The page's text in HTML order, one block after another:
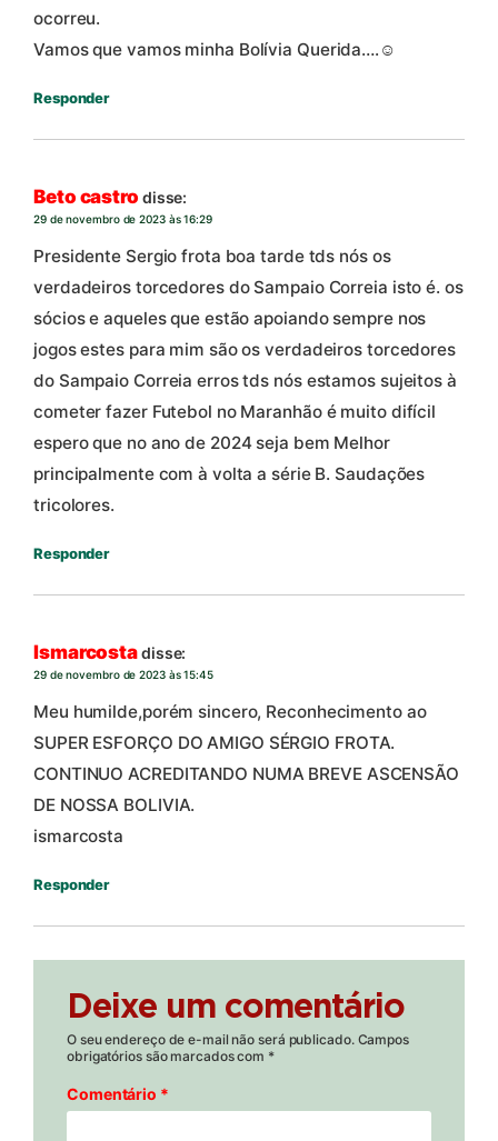
ocorreu.
Vamos que vamos minha Bolívia Querida….☺️
Responder
Beto castro disse:
29 de novembro de 2023 às 16:29
Presidente Sergio frota boa tarde tds nós os
verdadeiros torcedores do Sampaio Correia isto é. os
sócios e aqueles que estão apoiando sempre nos
jogos estes para mim são os verdadeiros torcedores
do Sampaio Correia erros tds nós estamos sujeitos à
cometer fazer Futebol no Maranhão é muito difícil
espero que no ano de 2024 seja bem Melhor
principalmente com à volta a série B. Saudações
tricolores.
Responder
Ismarcostadisse:
29 de novembro de 2023 às 15:45
Meu humilde,porém sincero, Reconhecimento ao
SUPER ESFORÇO DO AMIGO SÉRGIO FROTA.
CONTINUO ACREDITANDO NUMA BREVE ASCENSÃO
DE NOSSA BOLIVIA.
ismarcosta
Responder
Deixe um comentário
O seu endereço de e-mail não será publicado. Campos
obrigatórios são marcados com *
Comentário *